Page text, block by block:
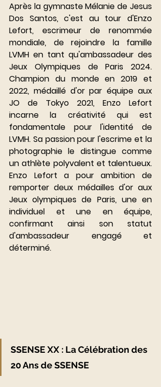
Après la gymnaste Mélanie de Jesus
Dos Santos, c'est au tour d'Enzo
Lefort, escrimeur de renommée
mondiale, de rejoindre la famille
LVMH en tant qu'ambassadeur des
Jeux Olympiques de Paris 2024.
Champion du monde en 2019 et
2022, médaillé d'or par équipe aux
JO de Tokyo 2021, Enzo Lefort
incarne la créativité qui est
fondamentale pour l'identité de
LVMH. Sa passion pour l'escrime et la
photographie le distingue comme
un athlète polyvalent et talentueux.
Enzo Lefort a pour ambition de
remporter deux médailles d'or aux
Jeux olympiques de Paris, une en
individuel et une en équipe,
confirmant ainsi son statut
d'ambassadeur engagé et
déterminé.
SSENSE XX : La Célébration des
20 Ans de SSENSE